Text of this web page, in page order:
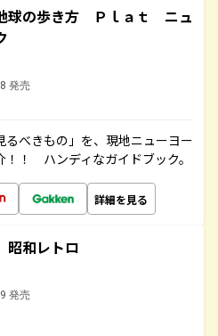
球の歩き方 Ｐｌａｔ ニュ
発売
るべきもの」を、現地ニューヨー
！ ハンディなガイドブック。
詳細を見る
和レトロ
発売